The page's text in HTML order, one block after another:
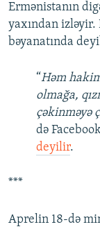
Ermənistanın
yaxından
bəyanatında
“Həm
olmağa,
çəkinməyə
də
deyilir.
***
Aprelin 18-də